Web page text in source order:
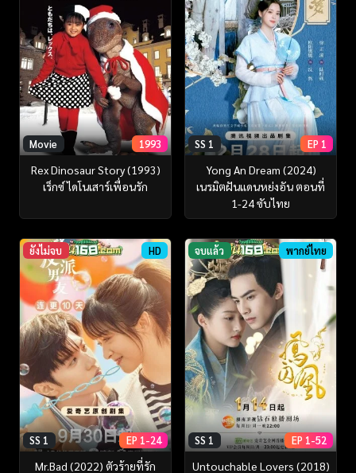
Movie 1993
Rex Dinosaur Story (1993)
เร็กซ์ ไดโนเสาร์เพื่อนรัก
SS 1 EP 1
Yong An Dream (2024)
เนรมิตฝันแดนหย่งอัน ตอนที่
1-24 ซับไทย
ยังไม่จบ HD
SS 1 EP 1-24
Mr.Bad (2022) ตัวร้ายที่รัก
จบแล้ว พากย์ไทย
SS 1 EP 1-52
Untouchable Lovers (2018)